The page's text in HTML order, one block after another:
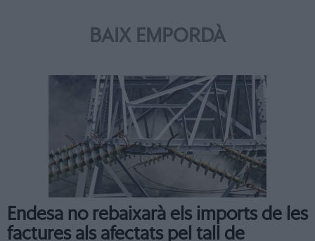
BAIX EMPORDÀ
Endesa no rebaixarà els imports de les
factures als afectats pel tall de